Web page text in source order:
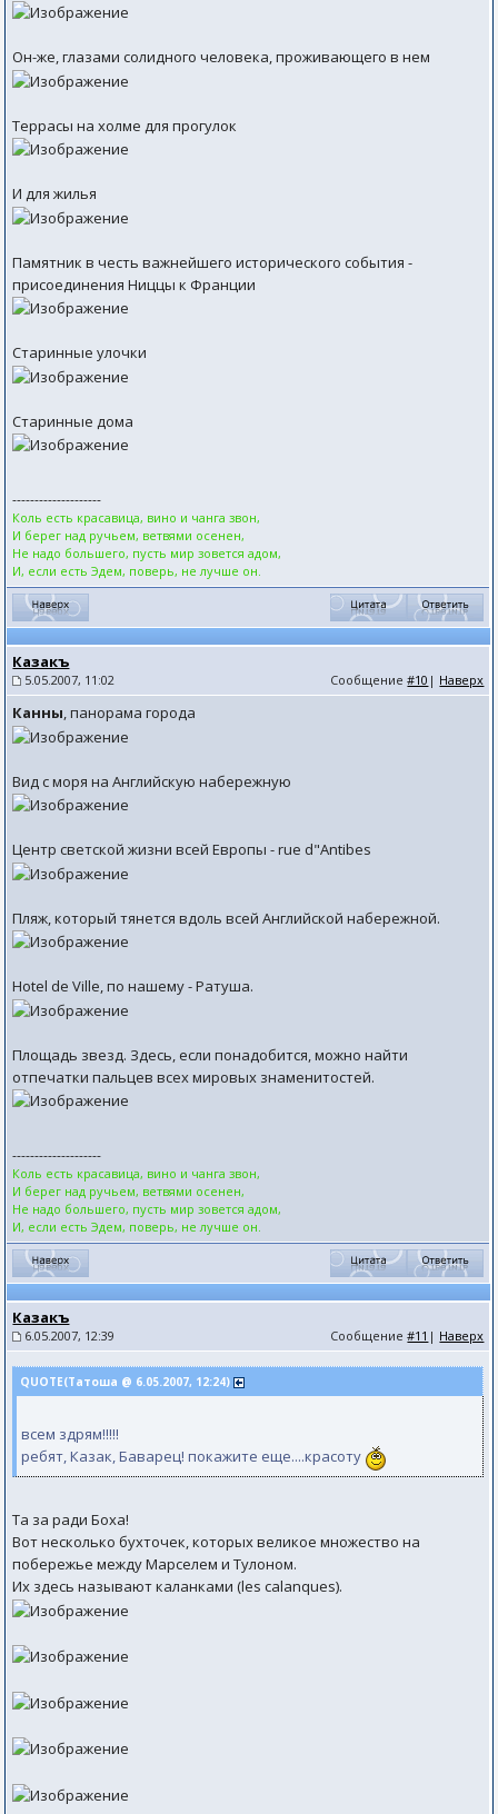
Он-же, глазами солидного человека, проживающего в нем
Террасы на холме для прогулок
И для жилья
Памятник в честь важнейшего исторического события -
присоединения Ниццы к Франции
Старинные улочки
Старинные дома
--------------------
Коль есть красавица, вино и чанга звон,
И берег над ручьем, ветвями осенен,
Не надо большего, пусть мир зовется адом,
И, если есть Эдем, поверь, не лучше он.
Казакъ
5.05.2007, 11:02 Сообщение#10 | Наверх
Канны, панорама города
Вид с моря на Английскую набережную
Центр светской жизни всей Европы - rue d"Antibes
Пляж, который тянется вдоль всей Английской набережной.
Hotel de Ville, по нашему - Ратуша.
Площадь звезд. Здесь, если понадобится, можно найти
отпечатки пальцев всех мировых знаменитостей.
--------------------
Коль есть красавица, вино и чанга звон,
И берег над ручьем, ветвями осенен,
Не надо большего, пусть мир зовется адом,
И, если есть Эдем, поверь, не лучше он.
Казакъ
6.05.2007, 12:39 Сообщение#11 | Наверх
QUOTE(Татоша @ 6.05.2007, 12:24)
всем здрям!!!!!
ребят, Казак, Баварец! покажите еще....красоту
Та за ради Боха!
Вот несколько бухточек, которых великое множество на
побережье между Марселем и Тулоном.
Их здесь называют каланками (les calanques).